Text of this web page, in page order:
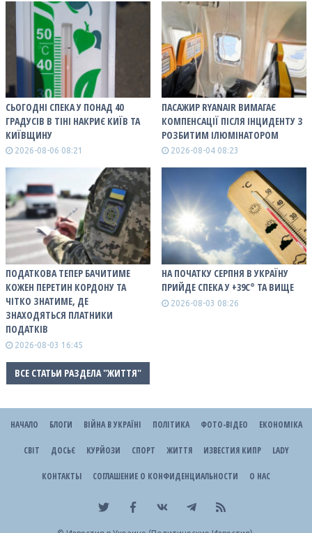
СЬОГОДНІ СПЕКА У ПОНАД 40
ГРАДУСІВ В ТІНІ НАКРИЄ КИЇВ ТА
КИЇВЩИНУ
2026-08-06 08:21
ПАСАЖИР RYANAIR ВИМАГАЄ
КОМПЕНСАЦІЇ ПІСЛЯ ІНЦИДЕНТУ З
РОЗБИТИМ ІЛЮМІНАТОРОМ
2026-08-04 08:23
ПОДАТКОВА ТЕПЕР БАЧИТИМЕ
КОЖЕН ПЕРЕТИН КОРДОНУ ТА
ЧІТКО ЗНАТИМЕ, ДЕ
ЗНАХОДЯТЬСЯ ПЛАТНИКИ
ПОДАТКІВ
2026-08-03 16:45
НА ПОЧАТКУ СЕРПНЯ В УКРАЇНУ
ПРИЙДЕ СПЕКА У +39С° ТА ВИЩЕ
2026-08-03 08:26
ВСЕ СТАТЬИ РАЗДЕЛА "ЖИТТЯ"
НАЧАЛО БЛОГИ ВІЙНА В УКРАЇНІ ПОЛІТИКА ФОТО-ВІДЕО ЕКОНОМІКА
СВІТ ДОСЬЄ КУРЙОЗИ СПОРТ ЖИТТЯ ИЗВЕСТИЯ КИПР LADY
КОНТАКТЫ СОГЛАШЕНИЕ О КОНФИДЕНЦИАЛЬНОСТИ О НАС